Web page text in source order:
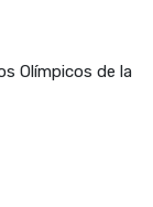
Olímpicos de la